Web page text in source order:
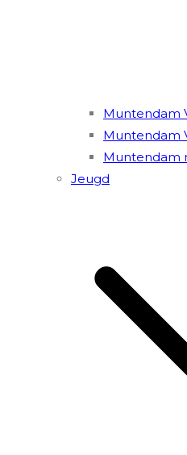
Muntendam
Muntendam
Muntendam
Jeugd